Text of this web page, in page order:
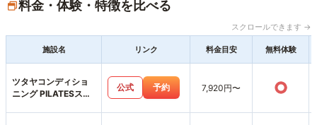
料金・体験・特徴を比べる
スクロールできます →
施設名 リンク 料金目安 無料体験
ツタヤコンディショ
ニング PILATESスポ
公式 予約 7,920円〜 ○